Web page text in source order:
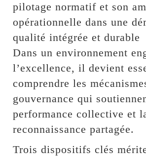
pilotage normatif et son
opérationnelle dans une
qualité intégrée et durable
Dans un environnement
l’excellence, il devient
comprendre les
gouvernance qui
performance collective et
reconnaissance partagée.
Trois dispositifs clés